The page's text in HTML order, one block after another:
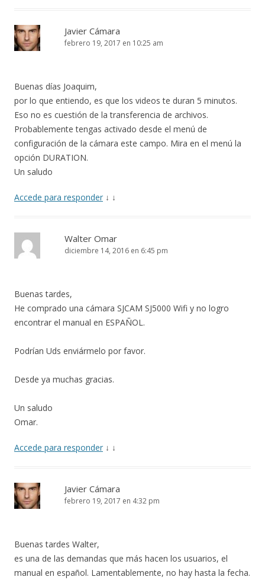
Javier Cámara
febrero 19, 2017 en 10:25 am
Buenas días Joaquim,
por lo que entiendo, es que los videos te duran 5 minutos.
Eso no es cuestión de la transferencia de archivos.
Probablemente tengas activado desde el menú de
configuración de la cámara este campo. Mira en el menú la
opción DURATION.
Un saludo
Accede para responder ↓ ↓
Walter Omar
diciembre 14, 2016 en 6:45 pm
Buenas tardes,
He comprado una cámara SJCAM SJ5000 Wifi y no logro
encontrar el manual en ESPAÑOL.
Podrían Uds enviármelo por favor.
Desde ya muchas gracias.
Un saludo
Omar.
Accede para responder ↓ ↓
Javier Cámara
febrero 19, 2017 en 4:32 pm
Buenas tardes Walter,
es una de las demandas que más hacen los usuarios, el
manual en español. Lamentablemente, no hay hasta la fecha.